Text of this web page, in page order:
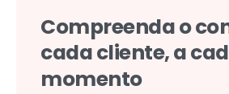
Compreendao
cadacliente,a
momento